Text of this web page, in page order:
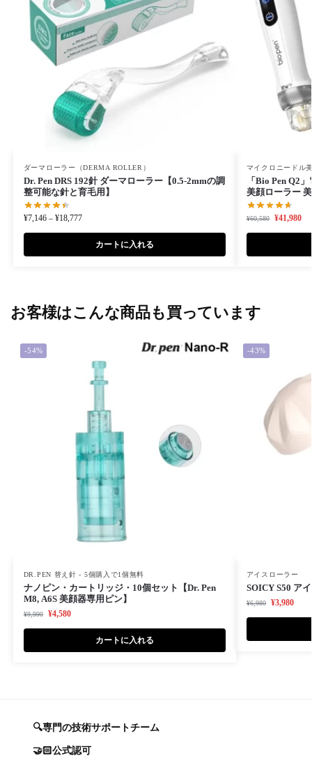
ダーマローラー（DERMA ROLLER）
Dr. Pen DRS 192針 ダーマローラー【0.5-2mmの調
整可能な針と育毛用】
¥7,146 – ¥18,777
カートに入れる
マイクロニードル
「Bio Pen Q2
美顔ローラー
LED、4プレー
¥60,580 ¥41,980
お客様はこんな商品も買っています
-54%
DR.PEN 替え針 - 5個購入で1個無料
ナノピン・カートリッジ・10個セット【Dr. Pen
M8, A6S 美顔器専用ピン】
¥9,990 ¥4,580
カートに入れる
-43%
アイスローラー
SOICY S50 ア
¥6,980 ¥3,980
🔍専門の技術サポートチーム
🤝🏻公式認可